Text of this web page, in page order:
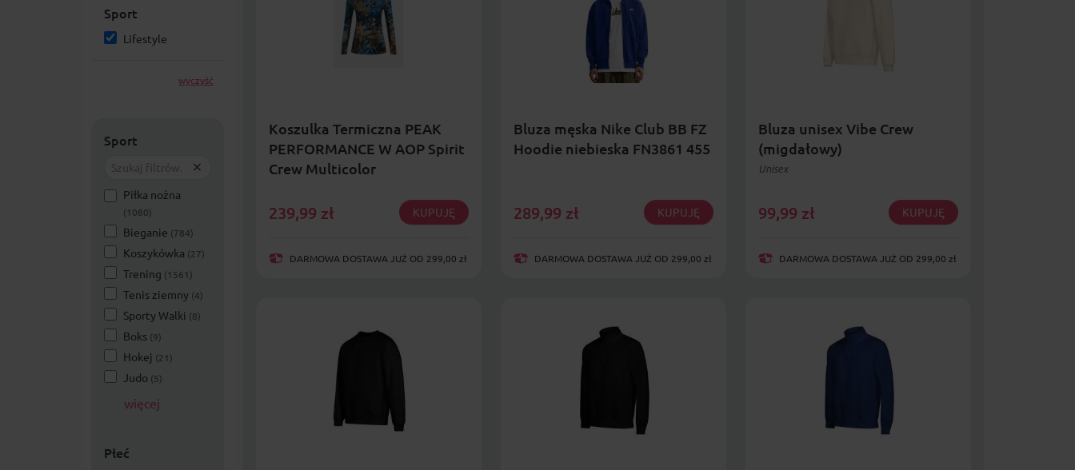
Sport
Lifestyle
wyczyść
Sport
Piłka nożna
(1080)
Bieganie (784)
Koszykówka (27)
Trening (1561)
Tenis ziemny (4)
Sporty Walki (8)
Boks (9)
Hokej (21)
Judo (5)
więcej
Płeć
Koszulka Termiczna PEAK
PERFORMANCE W AOP Spirit
Crew Multicolor
239,99 zł KUPUJĘ
DARMOWA DOSTAWA JUŻ OD 299,00 zł
Bluza męska Nike Club BB FZ
Hoodie niebieska FN3861 455
289,99 zł KUPUJĘ
DARMOWA DOSTAWA JUŻ OD 299,00 zł
Bluza unisex Vibe Crew
(migdałowy)
Unisex
99,99 zł KUPUJĘ
DARMOWA DOSTAWA JUŻ OD 299,00 zł